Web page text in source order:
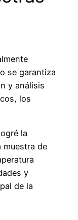
se garantiza
y análisis
los
la
muestra de
y
de la